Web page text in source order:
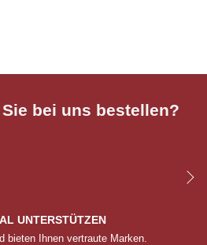
bei uns bestellen?
UNTERSTÜTZEN
bieten Ihnen vertraute Marken.